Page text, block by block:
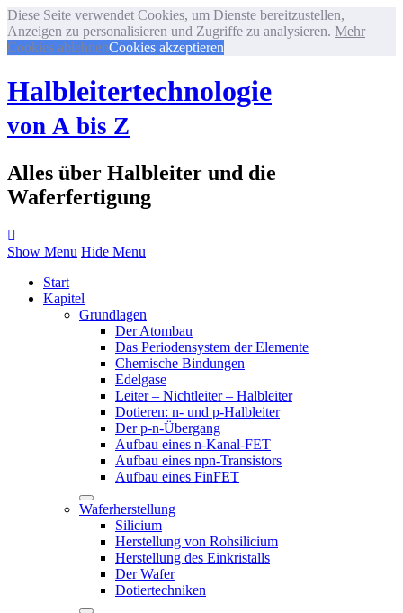
Diese Seite verwendet Cookies, um Dienste bereitzustellen,
Anzeigen zu personalisieren und Zugriffe zu analysieren. Mehr
Cookies ablehnenCookies akzeptieren
Halbleitertechnologie
von A bis Z
Alles über Halbleiter und die
Waferfertigung
Show Menu Hide Menu
Start
Kapitel
Grundlagen
Der Atombau
Das Periodensystem der Elemente
Chemische Bindungen
Edelgase
Leiter – Nichtleiter – Halbleiter
Dotieren: n- und p-Halbleiter
Der p-n-Übergang
Aufbau eines n-Kanal-FET
Aufbau eines npn-Transistors
Aufbau eines FinFET
Waferherstellung
Silicium
Herstellung von Rohsilicium
Herstellung des Einkristalls
Der Wafer
Dotiertechniken